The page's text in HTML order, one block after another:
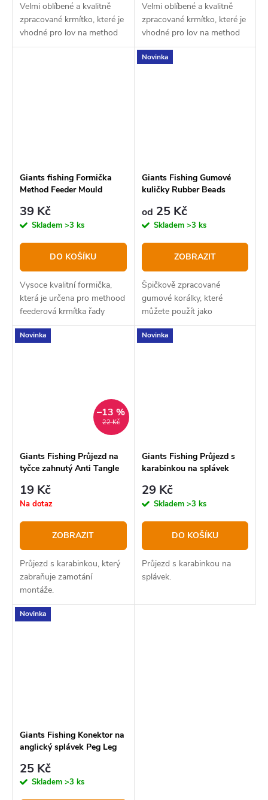
Velmi oblíbené a kvalitně
zpracované krmítko, které je
vhodné pro lov na method
feeder nebo lehkou
Velmi oblíbené a kvalitně
zpracované krmítko, které je
vhodné pro lov na method
feeder nebo lehkou
kaprařinu.
Giants fishing Formička
Method Feeder Mould
39 Kč
Skladem >3 ks
DO KOŠÍKU
Vysoce kvalitní formička,
která je určena pro methood
feederová krmítka řady
Distance v zátěžích 70 až 90
gramů.
Novinka
Giants Fishing Gumové
kuličky Rubber Beads
od 25 Kč
Skladem >3 ks
ZOBRAZIT
Špičkově zpracované
gumové korálky, které
můžete použít jako
bezpečnou zarážku na
montáž.
Novinka
22 Kč
–13 %
Giants Fishing Průjezd na
tyčce zahnutý Anti Tangle
19 Kč
Na dotaz
ZOBRAZIT
Průjezd s karabinkou, který
zabraňuje zamotání
montáže.
Novinka
Giants Fishing Průjezd s
karabinkou na splávek
29 Kč
Skladem >3 ks
DO KOŠÍKU
Průjezd s karabinkou na
splávek.
Novinka
Giants Fishing Konektor na
anglický splávek Peg Leg
25 Kč
Skladem >3 ks